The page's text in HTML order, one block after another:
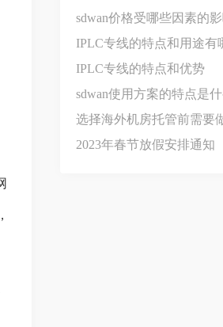
sdwan价格受哪些因素的影
IPLC专线的特点和用途有
IPLC专线的特点和优势
sdwan使用方案的特点是什
2023年春节放假安排通知